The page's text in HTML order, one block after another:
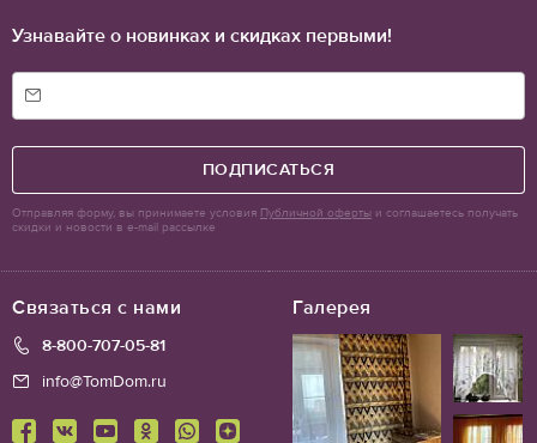
Галерея
Связаться с нами
8-800-707-05-81
info@TomDom.ru
Узнавайте о новинках и скидках первыми!
ПОДПИСАТЬСЯ
Отправляя форму, вы принимаете условия Публичной оферты и соглашаетесь получать
скидки и новости в e-mail рассылке